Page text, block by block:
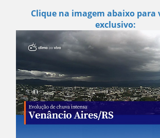
Clique na imagem abaixo para
exclusivo: